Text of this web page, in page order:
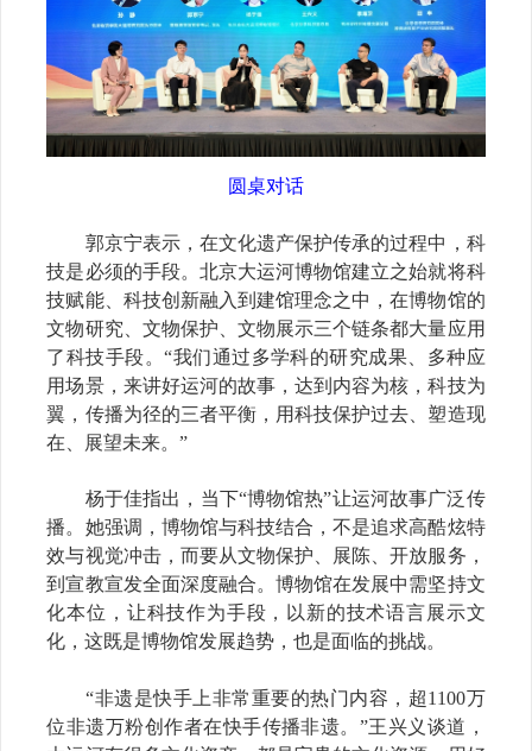
圆桌对话
郭京宁表示，在文化遗产保护传承的过程中，科
技是必须的手段。北京大运河博物馆建立之始就将科
技赋能、科技创新融入到建馆理念之中，在博物馆的
文物研究、文物保护、文物展示三个链条都大量应用
了科技手段。“我们通过多学科的研究成果、多种应
用场景，来讲好运河的故事，达到内容为核，科技为
翼，传播为径的三者平衡，用科技保护过去、塑造现
在、展望未来。”
杨于佳指出，当下“博物馆热”让运河故事广泛传
播。她强调，博物馆与科技结合，不是追求高酷炫特
效与视觉冲击，而要从文物保护、展陈、开放服务，
到宣教宣发全面深度融合。博物馆在发展中需坚持文
化本位，让科技作为手段，以新的技术语言展示文
化，这既是博物馆发展趋势，也是面临的挑战。
“非遗是快手上非常重要的热门内容，超1100万
位非遗万粉创作者在快手传播非遗。”王兴义谈道，